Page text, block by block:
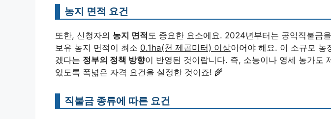
농지 면적 요건
또한, 신청자의 농지 면적 도 중요한 요소에요. 2024년부터는 공익직불금
보유 농지 면적이 최소 0.1ha(천 제곱미터) 이상이어야 해요. 이 소규모 농
겠다는 정부의 정책 방향이 반영된 것이랍니다. 즉, 소농이나 영세 농가도
있도록 폭넓은 자격 요건을 설정한 것이죠! 🌾
직불금 종류에 따른 요건